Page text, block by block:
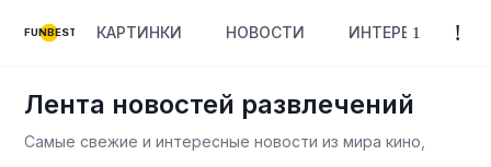
FUNBEST КАРТИНКИ НОВОСТИ ИНТЕРЕСНОЕ
Лента новостей развлечений
Самые свежие и интересные новости из мира кино,